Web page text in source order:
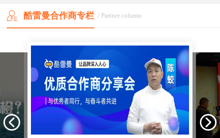
酷雷曼合作商专栏 / Partner column